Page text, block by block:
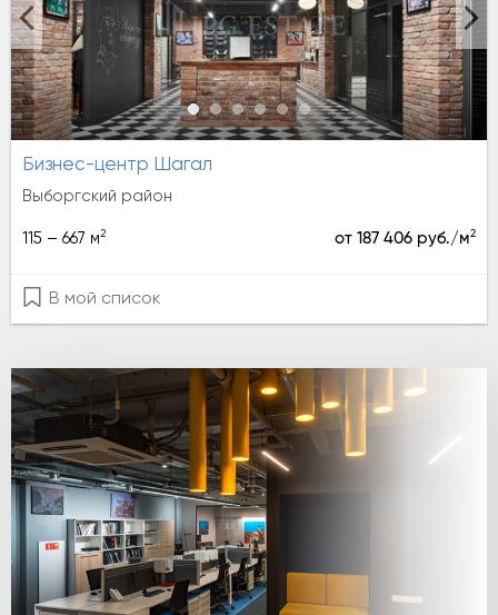
Бизнес-центр Шагал
Выборгский район
115 – 667 м2 от 187 406 руб./м2
В мой список